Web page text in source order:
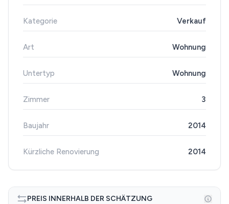
Kategorie Verkauf
Art Wohnung
Untertyp Wohnung
Zimmer 3
Baujahr 2014
Kürzliche Renovierung 2014
PREIS INNERHALB DER SCHÄTZUNG